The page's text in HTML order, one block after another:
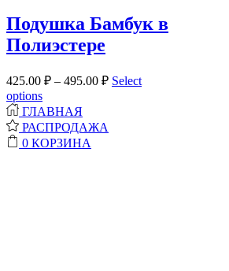
Подушка Бамбук в
Полиэстере
425.00 ₽ – 495.00 ₽ Select
options
ГЛАВНАЯ
РАСПРОДАЖА
0 КОРЗИНА